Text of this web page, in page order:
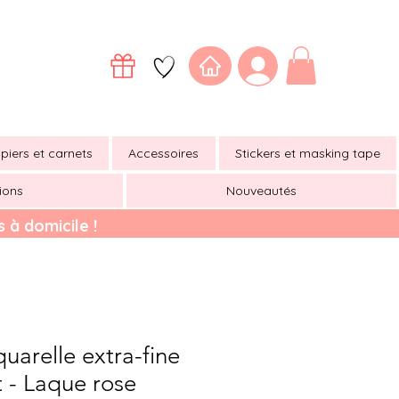
et carnets Accessoires Stickers et masking tape
Nouveautés
à domicile !
extra-fine
Laque rose